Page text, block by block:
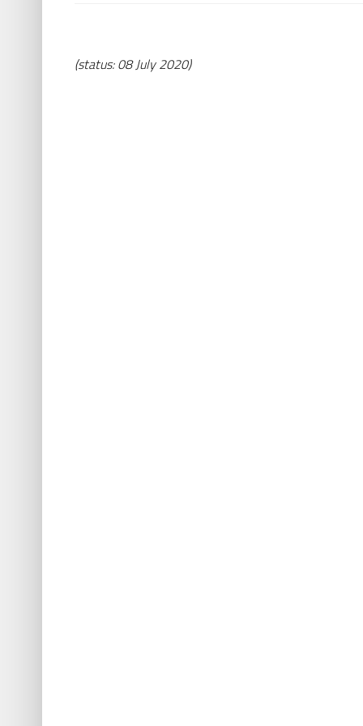
(status: 08 July 2020)